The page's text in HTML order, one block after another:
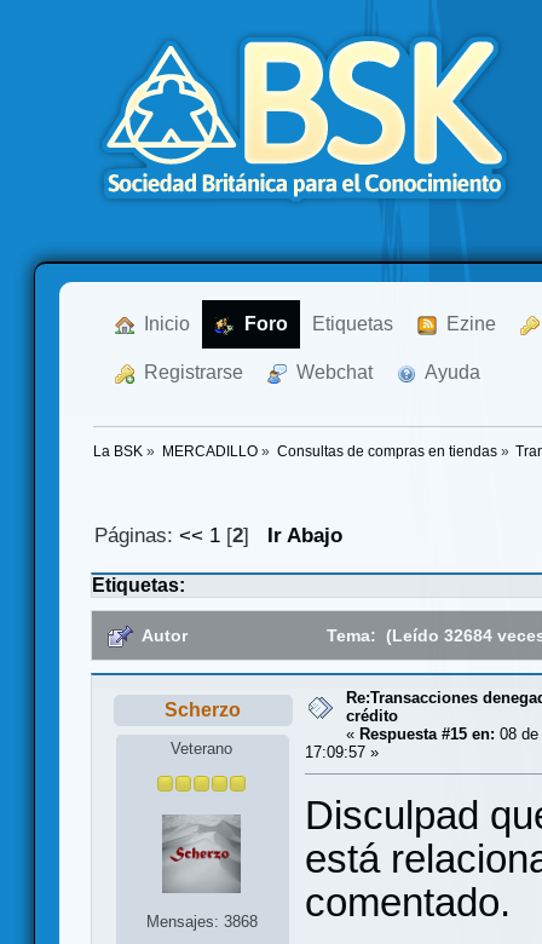
Inicio Foro Etiquetas Ezine
Registrarse Webchat Ayuda
La BSK » MERCADILLO» Consultas de compras en tiendas»
Páginas:<< 1 [2] Ir Abajo
Etiquetas:
Autor Tema: (Leído 32684
Scherzo
Veterano
Mensajes: 3868
Re:Transacciones
crédito
« Respuesta #15 en: 08
17:09:57 »
Disculpad
está
comentado.